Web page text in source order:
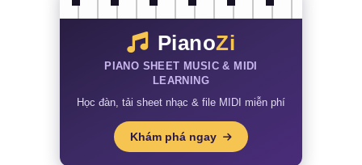
PianoZi
PIANO SHEET MUSIC & MIDI
LEARNING
Học đàn, tải sheet nhạc & file MIDI miễn phí
Khám phá ngay